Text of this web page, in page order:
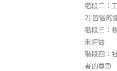
階段二：
2) 習俗的
階段三：
來評估
階段四：
者的尊重